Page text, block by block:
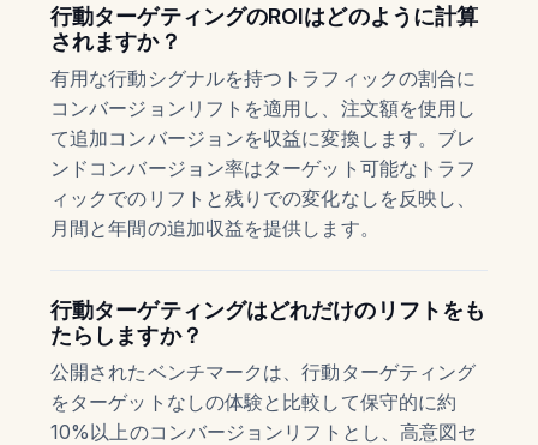
行動ターゲティングのROIはどのように計算
されますか？
有用な行動シグナルを持つトラフィックの割合に
コンバージョンリフトを適用し、注文額を使用し
て追加コンバージョンを収益に変換します。ブレ
ンドコンバージョン率はターゲット可能なトラフ
ィックでのリフトと残りでの変化なしを反映し、
月間と年間の追加収益を提供します。
行動ターゲティングはどれだけのリフトをも
たらしますか？
公開されたベンチマークは、行動ターゲティング
をターゲットなしの体験と比較して保守的に約
10%以上のコンバージョンリフトとし、高意図セ